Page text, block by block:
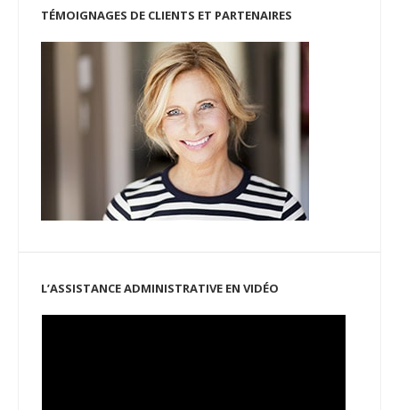
TÉMOIGNAGES DE CLIENTS ET PARTENAIRES
L’ASSISTANCE ADMINISTRATIVE EN VIDÉO